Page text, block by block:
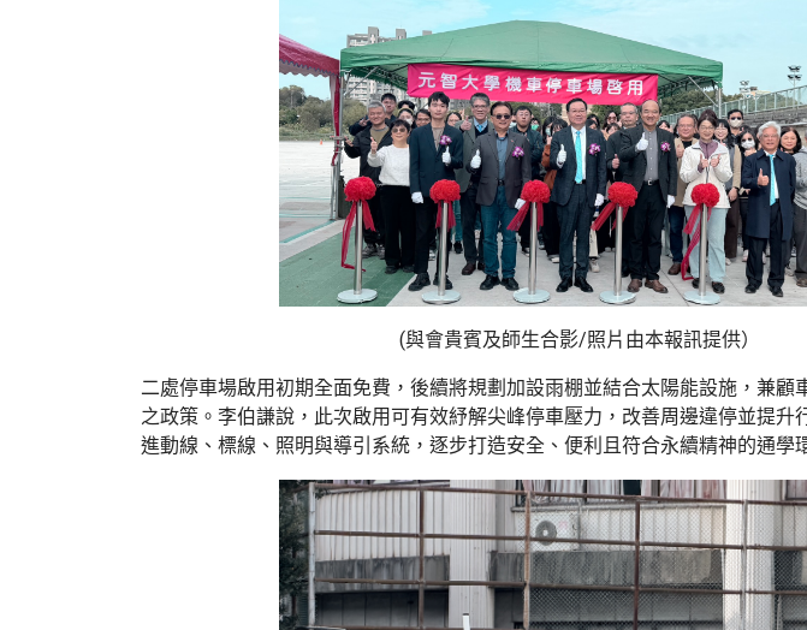
(與會貴賓及師生合影/照片由本報訊提供）
二處停車場啟用初期全面免費，後續將規劃加設雨棚並結合太陽能設施，兼顧
之政策。李伯謙說，此次啟用可有效紓解尖峰停車壓力，改善周邊違停並提升
進動線、標線、照明與導引系統，逐步打造安全、便利且符合永續精神的通學